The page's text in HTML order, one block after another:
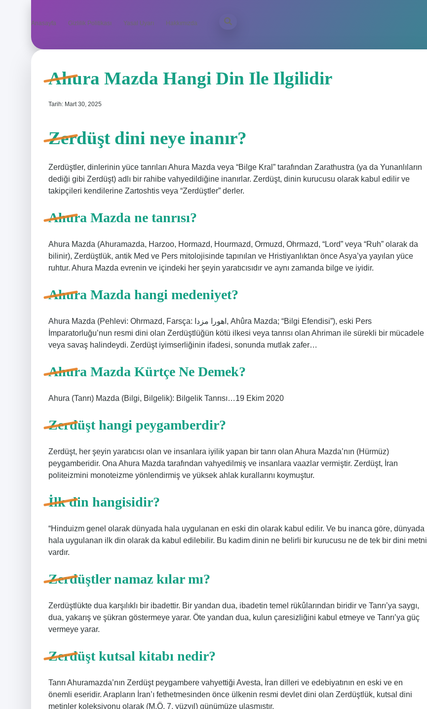
Anasayfa Gizlilik Politikası Yasal Uyarı Hakkımızda
Ahura Mazda Hangi Din Ile Ilgilidir
Tarih: Mart 30, 2025
Zerdüşt dini neye inanır?
Zerdüştler, dinlerinin yüce tanrıları Ahura Mazda veya “Bilge Kral” tarafından Zarathustra (ya da Yunanlıların
dediği gibi Zerdüşt) adlı bir rahibe vahyedildiğine inanırlar. Zerdüşt, dinin kurucusu olarak kabul edilir ve
takipçileri kendilerine Zartoshtis veya “Zerdüştler” derler.
Ahura Mazda ne tanrısı?
Ahura Mazda (Ahuramazda, Harzoo, Hormazd, Hourmazd, Ormuzd, Ohrmazd, “Lord” veya “Ruh” olarak da
bilinir), Zerdüştlük, antik Med ve Pers mitolojisinde tapınılan ve Hristiyanlıktan önce Asya’ya yayılan yüce
ruhtur. Ahura Mazda evrenin ve içindeki her şeyin yaratıcısıdır ve aynı zamanda bilge ve iyidir.
Ahura Mazda hangi medeniyet?
Ahura Mazda (Pehlevi: Ohrmazd, Farsça: اهورا مزدا, Ahûra Mazda; “Bilgi Efendisi”), eski Pers
İmparatorluğu’nun resmi dini olan Zerdüştlüğün kötü ilkesi veya tanrısı olan Ahriman ile sürekli bir mücadele
veya savaş halindeydi. Zerdüşt iyimserliğinin ifadesi, sonunda mutlak zafer…
Ahura Mazda Kürtçe Ne Demek?
Ahura (Tanrı) Mazda (Bilgi, Bilgelik): Bilgelik Tanrısı…19 Ekim 2020
Zerdüşt hangi peygamberdir?
Zerdüşt, her şeyin yaratıcısı olan ve insanlara iyilik yapan bir tanrı olan Ahura Mazda’nın (Hürmüz)
peygamberidir. Ona Ahura Mazda tarafından vahyedilmiş ve insanlara vaazlar vermiştir. Zerdüşt, İran
politeizmini monoteizme yönlendirmiş ve yüksek ahlak kurallarını koymuştur.
İlk din hangisidir?
“Hinduizm genel olarak dünyada hala uygulanan en eski din olarak kabul edilir. Ve bu inanca göre, dünyada
hala uygulanan ilk din olarak da kabul edilebilir. Bu kadim dinin ne belirli bir kurucusu ne de tek bir dini metni
vardır.
Zerdüştler namaz kılar mı?
Zerdüştlükte dua karşılıklı bir ibadettir. Bir yandan dua, ibadetin temel rükûlarından biridir ve Tanrı’ya saygı,
dua, yakarış ve şükran göstermeye yarar. Öte yandan dua, kulun çaresizliğini kabul etmeye ve Tanrı’ya güç
vermeye yarar.
Zerdüşt kutsal kitabı nedir?
Tanrı Ahuramazda’nın Zerdüşt peygambere vahyettiği Avesta, İran dilleri ve edebiyatının en eski ve en
önemli eseridir. Arapların İran’ı fethetmesinden önce ülkenin resmi devlet dini olan Zerdüştlük, kutsal dini
metinler koleksiyonu olarak (M.Ö. 7. yüzyıl) günümüze ulaşmıştır.